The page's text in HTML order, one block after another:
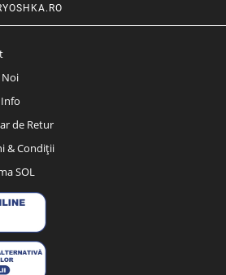
Noi
de Retur
& Condiții
SOL